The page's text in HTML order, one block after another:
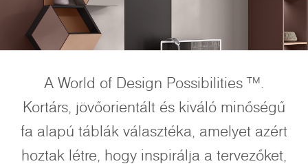
A World of Design Possibilities ™.
Kortárs, jövőorientált és kiváló minőségű
fa alapú táblák választéka, amelyet azért
hoztak létre, hogy inspirálja a tervezőket,